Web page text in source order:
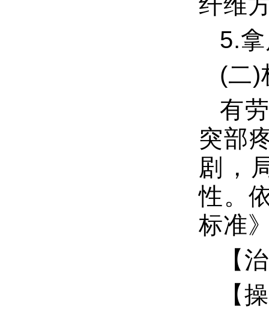
5.
(二)
有
突部
剧，
性。
标准
【
【